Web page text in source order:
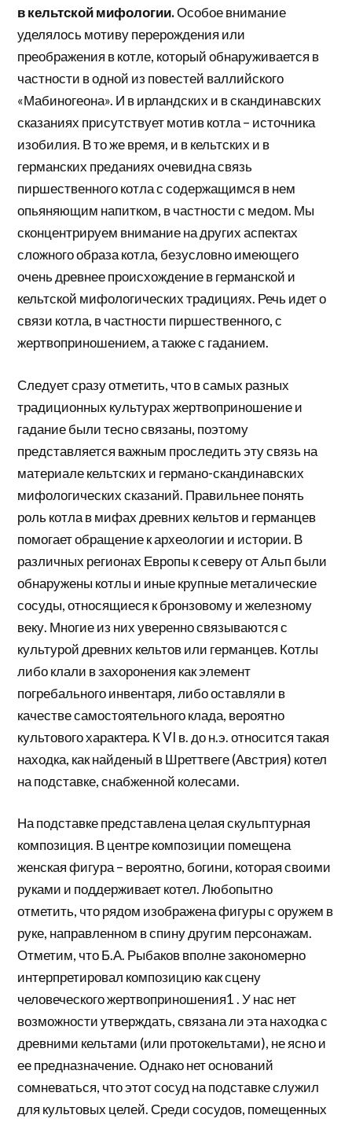
в кельтской мифологии.Особое внимание
уделялось мотиву перерождения или
преображения в котле, который обнаруживается в
частности в одной из повестей валлийского
«Мабиногеона». И в ирландских и в скандинавских
сказаниях присутствует мотив котла – источника
изобилия. В то же время, и в кельтских и в
германских преданиях очевидна связь
пиршественного котла с содержащимся в нем
опьяняющим напитком, в частности с медом. Мы
сконцентрируем внимание на других аспектах
сложного образа котла, безусловно имеющего
очень древнее происхождение в германской и
кельтской мифологических традициях. Речь идет о
связи котла, в частности пиршественного, с
жертвоприношением, а также с гаданием.
Следует сразу отметить, что в самых разных
традиционных культурах жертвоприношение и
гадание были тесно связаны, поэтому
представляется важным проследить эту связь на
материале кельтских и германо-скандинавских
мифологических сказаний. Правильнее понять
роль котла в мифах древних кельтов и германцев
помогает обращение к археологии и истории. В
различных регионах Европы к северу от Альп были
обнаружены котлы и иные крупные металические
сосуды, относящиеся к бронзовому и железному
веку. Многие из них уверенно связываются с
культурой древних кельтов или германцев. Котлы
либо клали в захоронения как элемент
погребального инвентаря, либо оставляли в
качестве самостоятельного клада, вероятно
культового характера. К VI в. до н.э. относится такая
находка, как найденый в Шреттвеге (Австрия) котел
на подставке, снабженной колесами.
На подставке представлена целая скульптурная
композиция. В центре композиции помещена
женская фигура – вероятно, богини, которая своими
руками и поддерживает котел. Любопытно
отметить, что рядом изображена фигуры с оружем в
руке, направленном в спину другим персонажам.
Отметим, что Б.А. Рыбаков вполне закономерно
интерпретировал композицию как сцену
человеческого жертвоприношения1 . У нас нет
возможности утверждать, связана ли эта находка с
древними кельтами (или протокельтами), не ясно и
ее предназначение. Однако нет оснований
сомневаться, что этот сосуд на подставке служил
для культовых целей. Среди сосудов, помещенных